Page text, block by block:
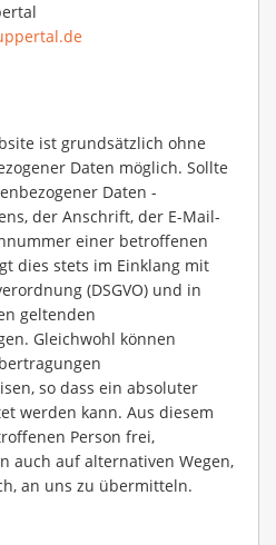
ist grundsätzlich ohne
Daten möglich. Sollte
Daten -
der Anschrift, der E-Mail-
einer betroffenen
dies stets im Einklang mit
(DSGVO) und in
geltenden
Gleichwohl können
so dass ein absoluter
werden kann. Aus diesem
Person frei,
auch auf alternativen Wegen,
an uns zu übermitteln.